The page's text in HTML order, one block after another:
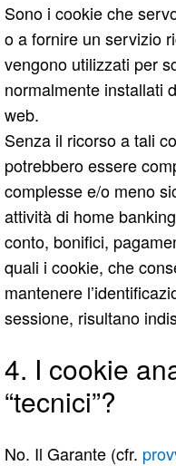
Sono i cookie che
o a fornire un servizio
vengono utilizzati per
normalmente installati
web.
Senza il ricorso a tali
potrebbero essere
complesse e/o meno
attività di home
conto, bonifici,
quali i cookie, che
mantenere
sessione, risultano
4. I cookie
“tecnici”?
No. Il Garante (cfr.